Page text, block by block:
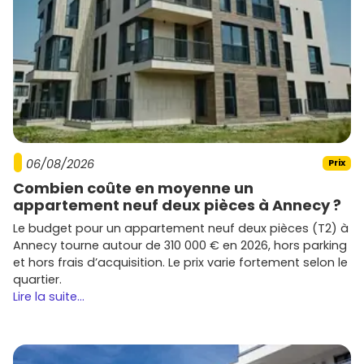
configurations de transport et de budget, puis reviens sur
programme neuf à Quetignyqui coche le plus de
critères. Tu verras, avec les garanties et les économies à
la clé, tu avances l’esprit léger tout en te projetant dès
maintenant dans ton futur chez-toi.
06/08/2026 Prix
Combien coûte en moyenne un
appartement neuf deux pièces à Annecy ?
Le budget pour un appartement neuf deux pièces (T2) à
Annecy tourne autour de 310 000 € en 2026, hors parking
et hors frais d’acquisition. Le prix varie fortement selon le
quartier.
Lire la suite...